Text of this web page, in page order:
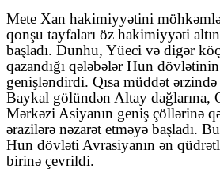
Mete Xan hakimiyyətini
qonşu tayfaları öz hakimiyyəti
başladı. Dunhu, Yüeci və digər
qazandığı qələbələr Hun
genişləndirdi. Qısa müddət
Baykal gölündən Altay dağlarına,
Mərkəzi Asiyanın geniş çöllərinə
ərazilərə nəzarət etməyə başladı.
Hun dövləti Avrasiyanın ən
birinə çevrildi.